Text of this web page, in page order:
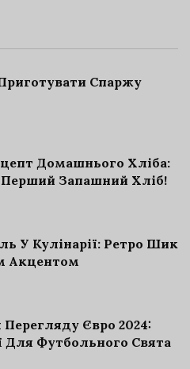
Спаржу
Домашнього Хліба:
Перший Запашний Хліб!
У Кулінарії: Ретро Шик
Акцентом
Євро 2024:
Для Футбольного Свята